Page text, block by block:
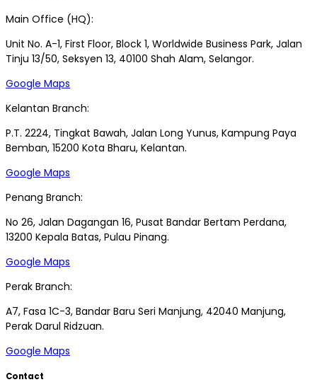
Main Office (HQ):
Unit No. A-1, First Floor, Block 1, Worldwide Business Park, Jalan
Tinju 13/50, Seksyen 13, 40100 Shah Alam, Selangor.
Google Maps
Kelantan Branch:
P.T. 2224, Tingkat Bawah, Jalan Long Yunus, Kampung Paya
Bemban, 15200 Kota Bharu, Kelantan.
Google Maps
Penang Branch:
No 26, Jalan Dagangan 16, Pusat Bandar Bertam Perdana,
13200 Kepala Batas, Pulau Pinang.
Google Maps
Perak Branch:
A7, Fasa 1C-3, Bandar Baru Seri Manjung, 42040 Manjung,
Perak Darul Ridzuan.
Google Maps
Contact